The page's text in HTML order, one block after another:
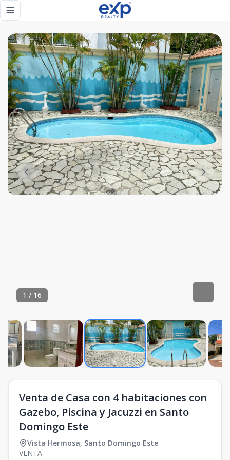
Toggle navigation menu
1 / 16
Venta de Casa con 4 habitaciones con
Gazebo, Piscina y Jacuzzi en Santo
Domingo Este
Vista Hermosa, Santo Domingo Este
VENTA
Venta de Casa con 4 habitaciones con Gazebo, Piscina y